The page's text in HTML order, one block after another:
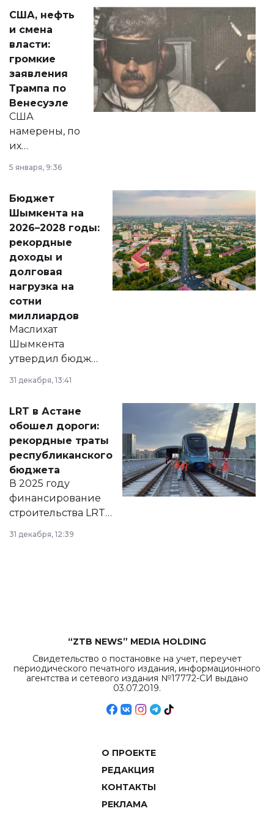
актуальных тем —
от слухов о
политических
реформах до
вопросов армии,
экономики и
личного здоровья.
США, нефть
и смена
власти:
громкие
заявления
Трампа по
Венесуэле
США
намерены, по
их
принести
народу
Венесуэлы.
5 января, 9:36
Бюджет
Шымкента на
2026–2028 годы:
рекордные
доходы и
долговая
нагрузка на
сотни
миллиардов
Маслихат
Шымкента
утвердил бюджет
города на 2026–
2028 годы.
документ
появился в базе
нормативных
правовых актов и
на сайте маслихат
города.
31 декабря, 13:41
LRT в Астане
обошел дороги:
рекордные траты
республиканского
бюджета
В 2025 году
финансирование
строительства LRT
в Астане из
республиканского
31 декабря, 12:39
“ZTB NEWS” MEDIA HOLDING
Свидетельство о постановке на учет, переучет
периодического печатного издания, информационного
агентства и сетевого издания №17772-СИ выдано
03.07.2019.
О ПРОЕКТЕ
РЕДАКЦИЯ
КОНТАКТЫ
РЕКЛАМА